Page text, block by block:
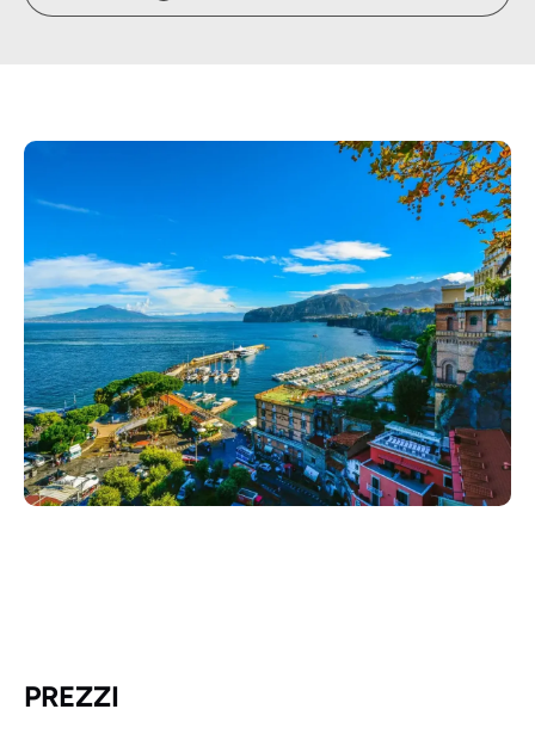
PREZZI